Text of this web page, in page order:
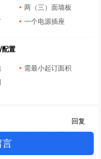
两（三）面墙板
一个电源插座
配置
需最小起订面积
回复
言